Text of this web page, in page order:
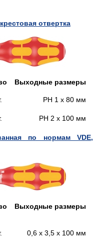
отвертка
Выходные размеры
PH 1 x 80 мм
PH 2 x 100 мм
по нормам VDE,
Выходные размеры
0,6 x 3,5 x 100 мм